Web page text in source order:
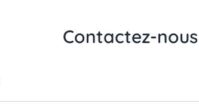
Contactez-nous